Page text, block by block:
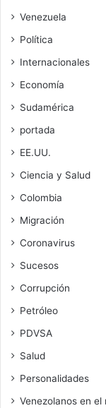
Venezuela
Política
Internacionales
Economía
Sudamérica
portada
EE.UU.
Ciencia y Salud
Colombia
Migración
Coronavirus
Sucesos
Corrupción
Petróleo
PDVSA
Salud
Personalidades
Venezolanos en el